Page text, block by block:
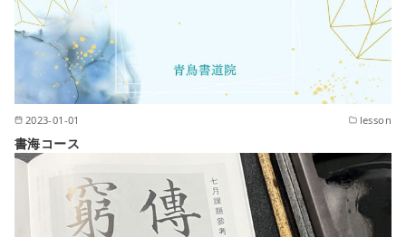
2023-01-01 lesson
書海コース